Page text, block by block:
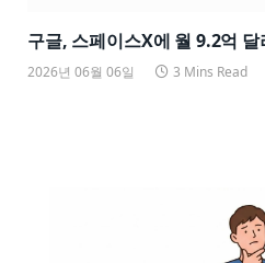
구글, 스페이스X에 월 9.2억
2026년 06월 06일 3 Mins Read